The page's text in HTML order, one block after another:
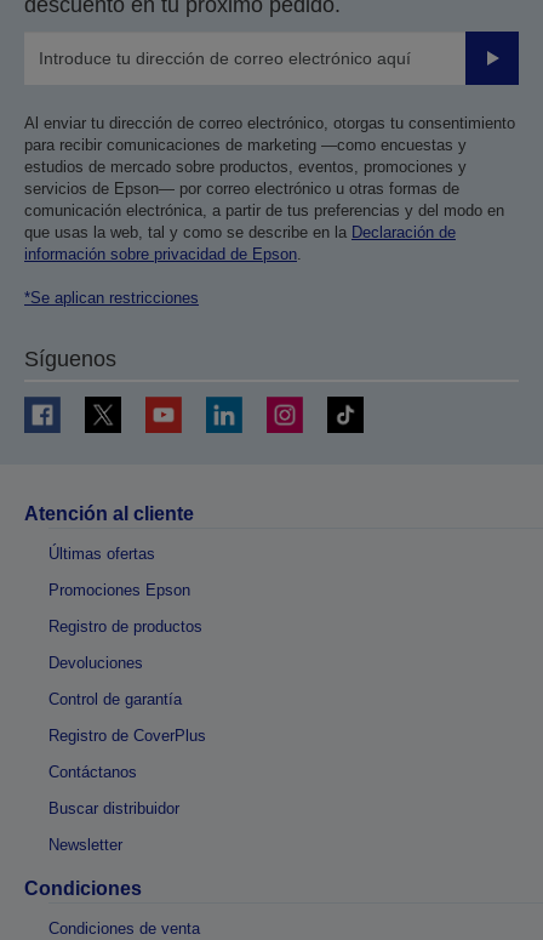
descuento en tu próximo pedido.
Enviar
Al enviar tu dirección de correo electrónico, otorgas tu consentimiento
para recibir comunicaciones de marketing —como encuestas y
estudios de mercado sobre productos, eventos, promociones y
servicios de Epson— por correo electrónico u otras formas de
comunicación electrónica, a partir de tus preferencias y del modo en
que usas la web, tal y como se describe en la Declaración de
información sobre privacidad de Epson.
*Se aplican restricciones
Síguenos
Atención al cliente
Últimas ofertas
Promociones Epson
Registro de productos
Devoluciones
Control de garantía
Registro de CoverPlus
Contáctanos
Buscar distribuidor
Newsletter
Condiciones
Condiciones de venta